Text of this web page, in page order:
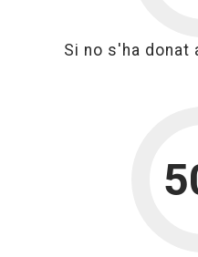
40%
Si no s'ha donat